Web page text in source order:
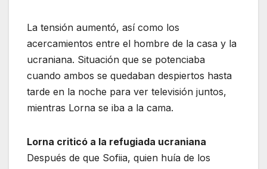
La tensión aumentó, así como los
acercamientos entre el hombre de la casa y la
ucraniana. Situación que se potenciaba
cuando ambos se quedaban despiertos hasta
tarde en la noche para ver televisión juntos,
mientras Lorna se iba a la cama.
Lorna criticó a la refugiada ucraniana
Después de que Sofiia, quien huía de los